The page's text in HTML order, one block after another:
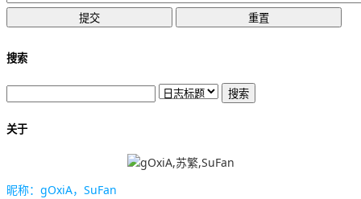
搜索
关于
昵称：gOxiA，SuFan